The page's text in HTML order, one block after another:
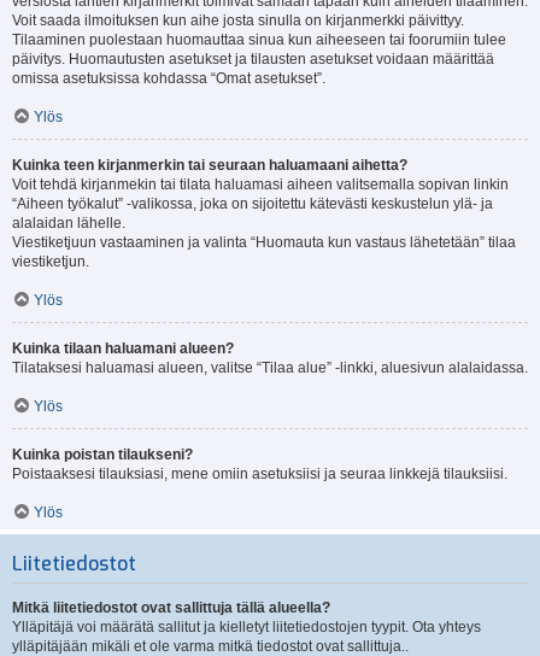
Voit saada ilmoituksen kun aihe josta sinulla on kirjanmerkki päivittyy.
Tilaaminen puolestaan huomauttaa sinua kun aiheeseen tai foorumiin tulee
päivitys. Huomautusten asetukset ja tilausten asetukset voidaan määrittää
omissa asetuksissa kohdassa “Omat asetukset”.
Ylös
Kuinka teen kirjanmerkin tai seuraan haluamaani aihetta?
Voit tehdä kirjanmekin tai tilata haluamasi aiheen valitsemalla sopivan linkin
“Aiheen työkalut” -valikossa, joka on sijoitettu kätevästi keskustelun ylä- ja
alalaidan lähelle.
Viestiketjuun vastaaminen ja valinta “Huomauta kun vastaus lähetetään” tilaa
viestiketjun.
Ylös
Kuinka tilaan haluamani alueen?
Tilataksesi haluamasi alueen, valitse “Tilaa alue” -linkki, aluesivun alalaidassa.
Ylös
Kuinka poistan tilaukseni?
Poistaaksesi tilauksiasi, mene omiin asetuksiisi ja seuraa linkkejä tilauksiisi.
Ylös
Liitetiedostot
Mitkä liitetiedostot ovat sallittuja tällä alueella?
Ylläpitäjä voi määrätä sallitut ja kielletyt liitetiedostojen tyypit. Ota yhteys
ylläpitäjään mikäli et ole varma mitkä tiedostot ovat sallittuja..